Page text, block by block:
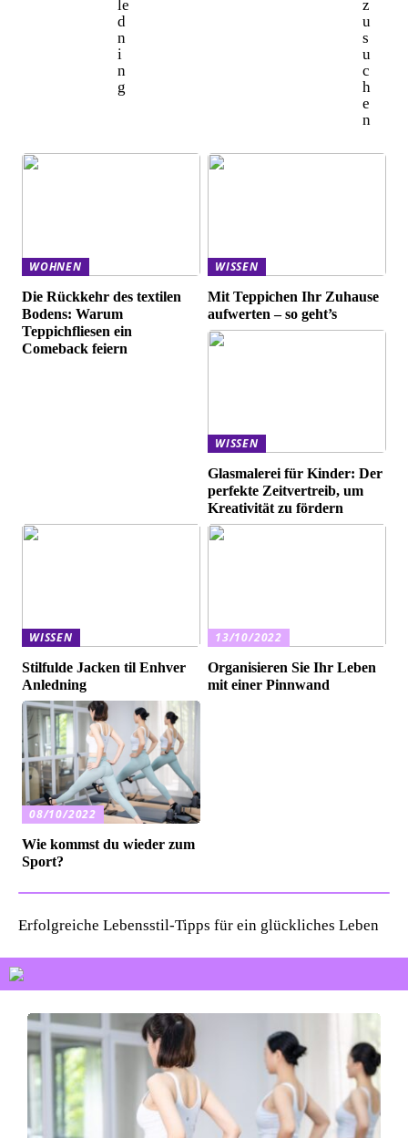
le
d
n
i
n
g
z
u
s
u
c
h
e
n
WOHNEN
Die Rückkehr des textilen
Bodens: Warum
Teppichfliesen ein
Comeback feiern
WISSEN
Mit Teppichen Ihr Zuhause
aufwerten – so geht’s
WISSEN
Glasmalerei für Kinder: Der
perfekte Zeitvertreib, um
Kreativität zu fördern
WISSEN
Stilfulde Jacken til Enhver
Anledning
13/10/2022
Organisieren Sie Ihr Leben
mit einer Pinnwand
08/10/2022
Wie kommst du wieder zum
Sport?
Erfolgreiche Lebensstil-Tipps für ein glückliches Leben